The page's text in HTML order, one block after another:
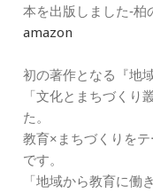
本を出版しました‐柏
amazon
初の著作となる『地
「文化とまちづくり
た。
教育×まちづくりを
です。
「地域から教育に働